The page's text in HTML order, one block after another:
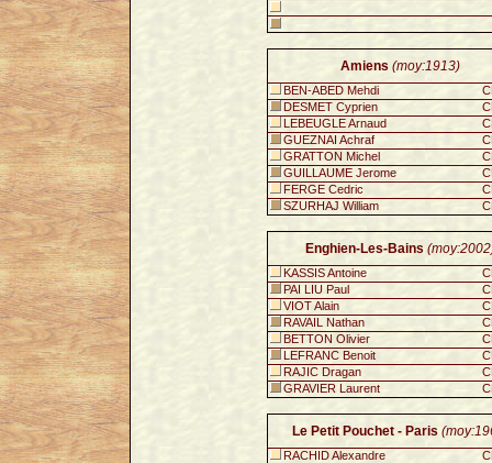
Amiens (moy:1913)
BEN-ABED Mehdi
DESMET Cyprien
LEBEUGLE Arnaud
GUEZNAI Achraf
GRATTON Michel
GUILLAUME Jerome
FERGE Cedric
SZURHAJ William
Enghien-Les-Bains
KASSIS Antoine
PAI LIU Paul
VIOT Alain
RAVAIL Nathan
BETTON Olivier
LEFRANC Benoit
RAJIC Dragan
GRAVIER Laurent
Le Petit Pouchet - Paris
RACHID Alexandre